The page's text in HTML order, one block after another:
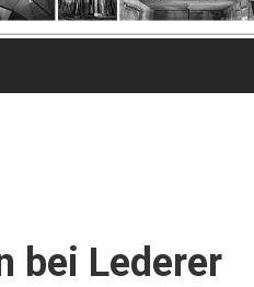
bei Lederer